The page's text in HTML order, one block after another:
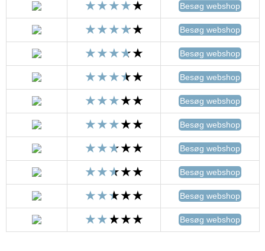
Besøg webshop
Besøg webshop
Besøg webshop
Besøg webshop
Besøg webshop
Besøg webshop
Besøg webshop
Besøg webshop
Besøg webshop
Besøg webshop